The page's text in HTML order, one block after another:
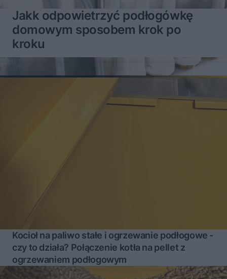
Jakk odpowietrzyć podłogówkę
domowym sposobem krok po
kroku
Kocioł na paliwo stałe i ogrzewanie podłogowe -
czy to działa? Połączenie kotła na pellet z
ogrzewaniem podłogowym